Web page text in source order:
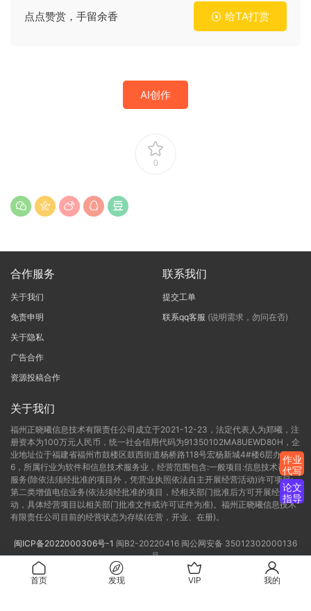
点点赞赏，手留余香 给TA打赏
AI创作
0
合作服务
关于我们
免责申明
关于隐私
广告合作
资源投稿合作
联系我们
提交工单
联系qq客服 (说明需求，勿问在否)
关于我们
福州正晓曦信息技术有限责任公司成立于2021-12-23，法定代表人为郑曦，注
册资本为100万元人民币，统一社会信用代码为91350102MA8UEWD80H，企
业地址位于福建省福州市鼓楼区鼓西街道杨桥路118号宏杨新城4#楼6层办公C-
6，所属行业为软件和信息技术服务业，经营范围包含:一般项目:信息技术咨询
服务(除依法须经批准的项目外，凭营业执照依法自主开展经营活动)许可项目:
第二类增值电信业务(依法须经批准的项目，经相关部门批准后方可开展经营活
动，具体经营项目以相关部门批准文件或许可证件为准)。福州正晓曦信息技术
有限责任公司目前的经营状态为存续(在营，开业、在册)。
闽ICP备2022000306号-1 闽B2-20220416 闽公网安备 35012302000136
号
作业
代写
论文
指导
首页 发现 VIP 我的